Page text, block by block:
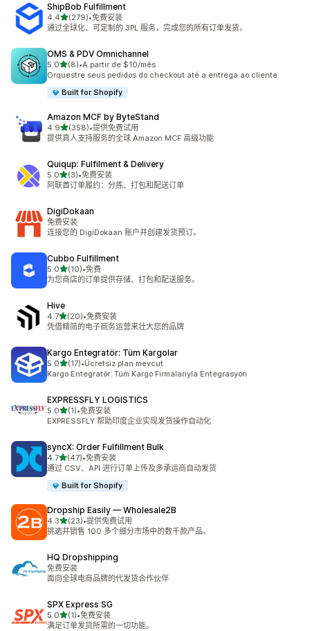
ShipBob Fulfillment
4.4星（满分 5 星）
(279)
总共 279 条评论
•免费安装
通过全球化、可定制的 3PL 服务，完成您的所有订单发货。
OMS & PDV Omnichannel
5.0星（满分 5 星）
(8)
总共 8 条评论
•A partir de $10/mês
Orquestre seus pedidos do checkout até a entrega ao cliente
Built for Shopify
Amazon MCF by ByteStand
4.9星（满分 5 星）
(358)
总共 358 条评论
•提供免费试用
提供真人支持服务的全球 Amazon MCF 高级功能
Quiqup: Fulfilment & Delivery
5.0星（满分 5 星）
(3)
总共 3 条评论
•免费安装
阿联酋订单履约：分拣、打包和配送订单
DigiDokaan
免费安装
连接您的 DigiDokaan 账户并创建发货预订。
Cubbo Fulfillment
5.0星（满分 5 星）
(10)
总共 10 条评论
•免费
为您商店的订单提供存储、打包和配送服务。
Hive
4.7星（满分 5 星）
(20)
总共 20 条评论
•免费安装
凭借精简的电子商务运营来壮大您的品牌
Kargo Entegratör: Tüm Kargolar
5.0星（满分 5 星）
(17)
总共 17 条评论
•Ücretsiz plan mevcut
Kargo Entegratör: Tüm Kargo Firmalarıyla Entegrasyon
EXPRESSFLY LOGISTICS
5.0星（满分 5 星）
(1)
总共 1 条评论
•免费安装
EXPRESSFLY 帮助印度企业实现发货操作自动化
syncX: Order Fulfillment Bulk
4.7星（满分 5 星）
(47)
总共 47 条评论
•免费安装
通过 CSV、API 进行订单上传及多承运商自动发货
Built for Shopify
Dropship Easily — Wholesale2B
4.3星（满分 5 星）
(23)
总共 23 条评论
•提供免费试用
挑选并销售 100 多个细分市场中的数千款产品。
HQ Dropshipping
免费安装
面向全球电商品牌的代发货合作伙伴
SPX Express SG
5.0星（满分 5 星）
(1)
总共 1 条评论
•免费安装
满足订单发货所需的一切功能。